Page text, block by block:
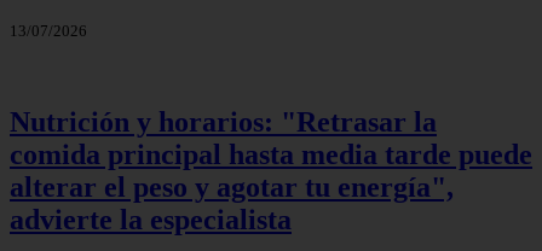
13/07/2026
Nutrición y horarios: "Retrasar la
comida principal hasta media tarde puede
alterar el peso y agotar tu energía",
advierte la especialista